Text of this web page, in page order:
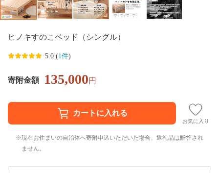
ヒノキすのこベッド（シングル）
5.0 (1件)
寄附金額 135,000円
お気に入り
現在お住まいの自治体へ寄附申込いただいた場合、返礼品は贈答され
ません。